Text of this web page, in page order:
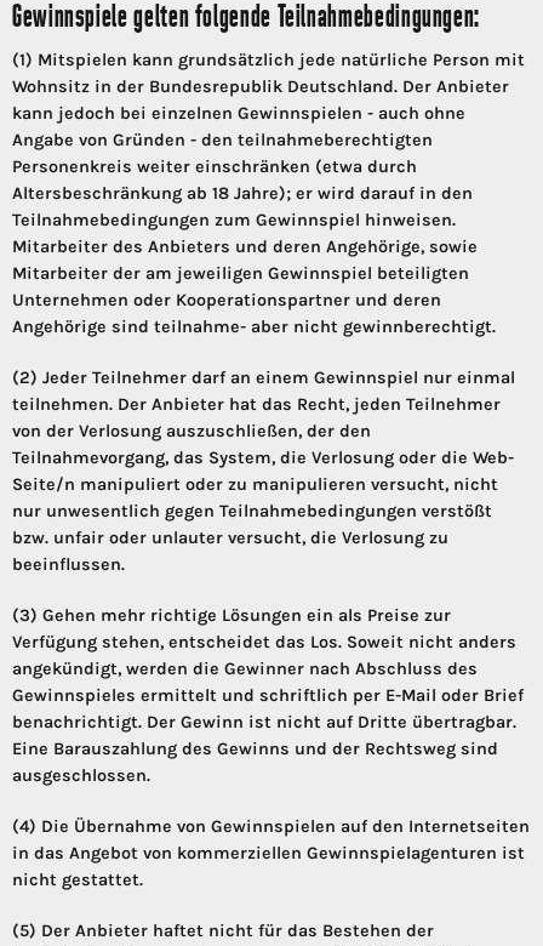
Gewinnspiele gelten folgende Teilnahmebedingungen:
(1) Mitspielen kann grundsätzlich jede natürliche Person mit
Wohnsitz in der Bundesrepublik Deutschland. Der Anbieter
kann jedoch bei einzelnen Gewinnspielen - auch ohne
Angabe von Gründen - den teilnahmeberechtigten
Personenkreis weiter einschränken (etwa durch
Altersbeschränkung ab 18 Jahre); er wird darauf in den
Teilnahmebedingungen zum Gewinnspiel hinweisen.
Mitarbeiter des Anbieters und deren Angehörige, sowie
Mitarbeiter der am jeweiligen Gewinnspiel beteiligten
Unternehmen oder Kooperationspartner und deren
Angehörige sind teilnahme- aber nicht gewinnberechtigt.
(2) Jeder Teilnehmer darf an einem Gewinnspiel nur einmal
teilnehmen. Der Anbieter hat das Recht, jeden Teilnehmer
von der Verlosung auszuschließen, der den
Teilnahmevorgang, das System, die Verlosung oder die Web-
Seite/n manipuliert oder zu manipulieren versucht, nicht
nur unwesentlich gegen Teilnahmebedingungen verstößt
bzw. unfair oder unlauter versucht, die Verlosung zu
beeinflussen.
(3) Gehen mehr richtige Lösungen ein als Preise zur
Verfügung stehen, entscheidet das Los. Soweit nicht anders
angekündigt, werden die Gewinner nach Abschluss des
Gewinnspieles ermittelt und schriftlich per E-Mail oder Brief
benachrichtigt. Der Gewinn ist nicht auf Dritte übertragbar.
Eine Barauszahlung des Gewinns und der Rechtsweg sind
ausgeschlossen.
(4) Die Übernahme von Gewinnspielen auf den Internetseiten
in das Angebot von kommerziellen Gewinnspielagenturen ist
nicht gestattet.
(5) Der Anbieter haftet nicht für das Bestehen der